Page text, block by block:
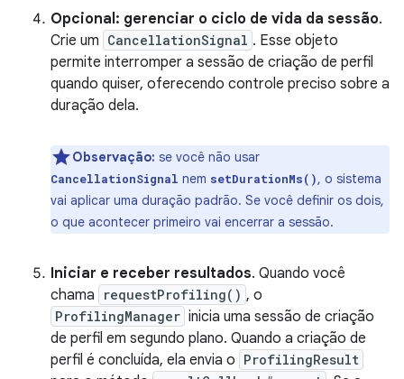
Opcional: gerenciar o ciclo de vida da sessão.
Crie um CancellationSignal . Esse objeto
permite interromper a sessão de criação de perfil
quando quiser, oferecendo controle preciso sobre a
duração dela.
Observação: se você não usar
CancellationSignal nem setDurationMs(), o sistema
vai aplicar uma duração padrão. Se você definir os dois,
o que acontecer primeiro vai encerrar a sessão.
Iniciar e receber resultados. Quando você
chama
requestProfiling() , o
ProfilingManager inicia uma sessão de criação
de perfil em segundo plano. Quando a criação de
perfil é concluída, ela envia o ProfilingResult